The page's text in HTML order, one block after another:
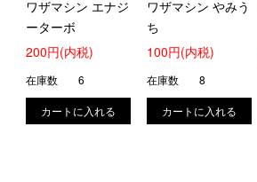
ワザマシン エナジ
ーターボ
200円(内税)
在庫数 6
ワザマシン やみう
ち
100円(内税)
在庫数 8